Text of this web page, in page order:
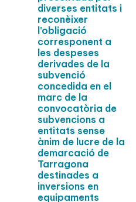
diverses entitats i
reconèixer
l’obligació
corresponent a
les despeses
derivades de la
subvenció
concedida en el
marc de la
convocatòria de
subvencions a
entitats sense
ànim de lucre de la
demarcació de
Tarragona
destinades a
inversions en
equipaments